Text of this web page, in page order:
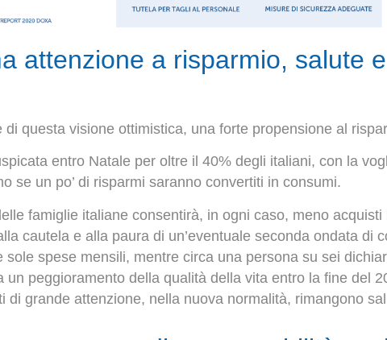
attenzione a risparmio, salute e
di questa visione ottimistica, una forte propensione al
entro Natale per oltre il 40% degli italiani, con la
se un po’ di risparmi saranno convertiti in consumi.
famiglie italiane consentirà, in ogni caso, meno acquisti
cautela e alla paura di un’eventuale seconda ondata di
spese mensili, mentre circa una persona su sei
peggioramento della qualità della vita entro la fine del
di grande attenzione, nella nuova normalità, rimangono